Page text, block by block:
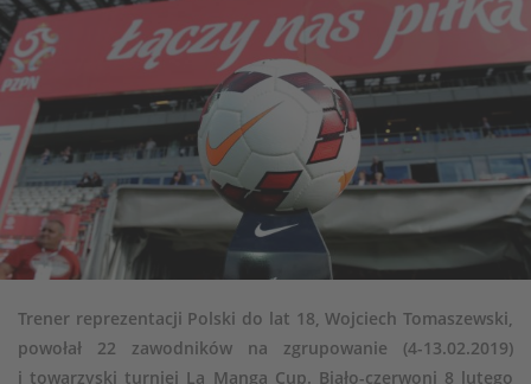
Trener reprezentacji Polski do lat 18, Wojciech Tomaszewski,
powołał 22 zawodników na zgrupowanie (4-13.02.2019)
i towarzyski turniej La Manga Cup. Biało-czerwoni 8 lutego